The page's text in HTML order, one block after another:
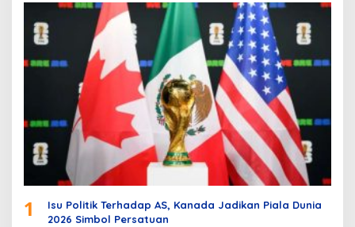
1
Isu Politik Terhadap AS, Kanada Jadikan Piala Dunia
2026 Simbol Persatuan